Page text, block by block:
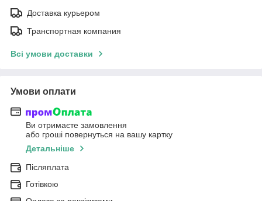
Доставка курьером
Транспортная компания
Всі умови доставки
Умови оплати
Ви отримаєте замовлення
або гроші повернуться на вашу картку
Детальніше
Післяплата
Готівкою